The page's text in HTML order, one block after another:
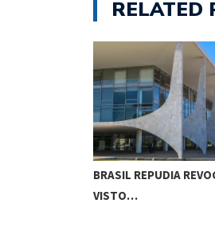
RELATED
BRASIL REPUDIA
VISTO…